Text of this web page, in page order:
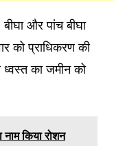
और पांच बीघा
को प्राधिकरण की
ध्वस्त का जमीन को
किया रोशन